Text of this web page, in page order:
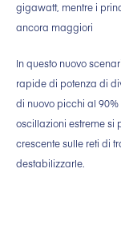
gigawatt, mentre i
ancora maggiori
In questo nuovo
rapide di potenza di
di nuovo picchi al 90%
oscillazioni estreme si
crescente sulle reti di
destabilizzarle.